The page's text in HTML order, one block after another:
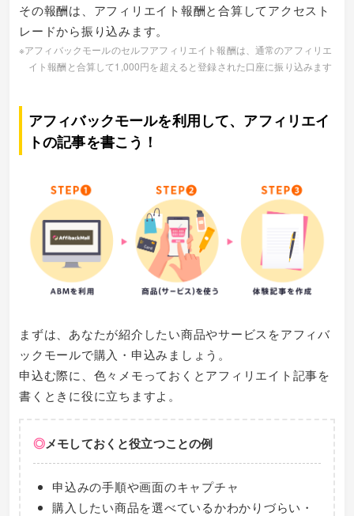
その報酬は、アフィリエイト報酬と合算してアクセスト
レードから振り込みます。
※アフィバックモールのセルフアフィリエイト報酬は、通常のアフィリエ
イト報酬と合算して1,000円を超えると登録された口座に振り込みます
アフィバックモールを利用して、アフィリエイ
トの記事を書こう！
まずは、あなたが紹介したい商品やサービスをアフィバ
ックモールで購入・申込みましょう。
申込む際に、色々メモっておくとアフィリエイト記事を
書くときに役に立ちますよ。
◎メモしておくと役立つことの例
申込みの手順や画面のキャプチャ
購入したい商品を選べているかわかりづらい・